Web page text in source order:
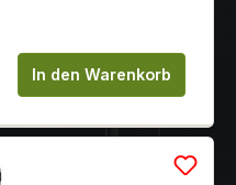
den
In den Warenkorb